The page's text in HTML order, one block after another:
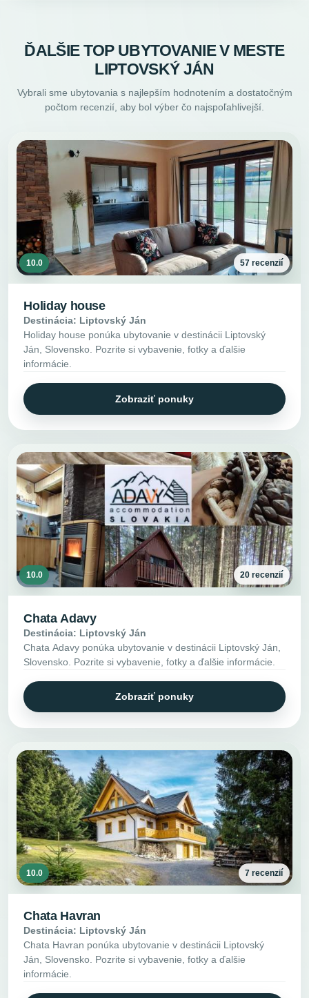
ĎALŠIE TOP UBYTOVANIE V MESTE
LIPTOVSKÝ JÁN
Vybrali sme ubytovania s najlepším hodnotením a dostatočným
počtom recenzií, aby bol výber čo najspoľahlivejší.
10.0 57 recenzií
Holiday house
Destinácia: Liptovský Ján
Holiday house ponúka ubytovanie v destinácii Liptovský
Ján, Slovensko. Pozrite si vybavenie, fotky a ďalšie
informácie.
Zobraziť ponuky
10.0 20 recenzií
Chata Adavy
Destinácia: Liptovský Ján
Chata Adavy ponúka ubytovanie v destinácii Liptovský Ján,
Slovensko. Pozrite si vybavenie, fotky a ďalšie informácie.
Zobraziť ponuky
10.0 7 recenzií
Chata Havran
Destinácia: Liptovský Ján
Chata Havran ponúka ubytovanie v destinácii Liptovský
Ján, Slovensko. Pozrite si vybavenie, fotky a ďalšie
informácie.